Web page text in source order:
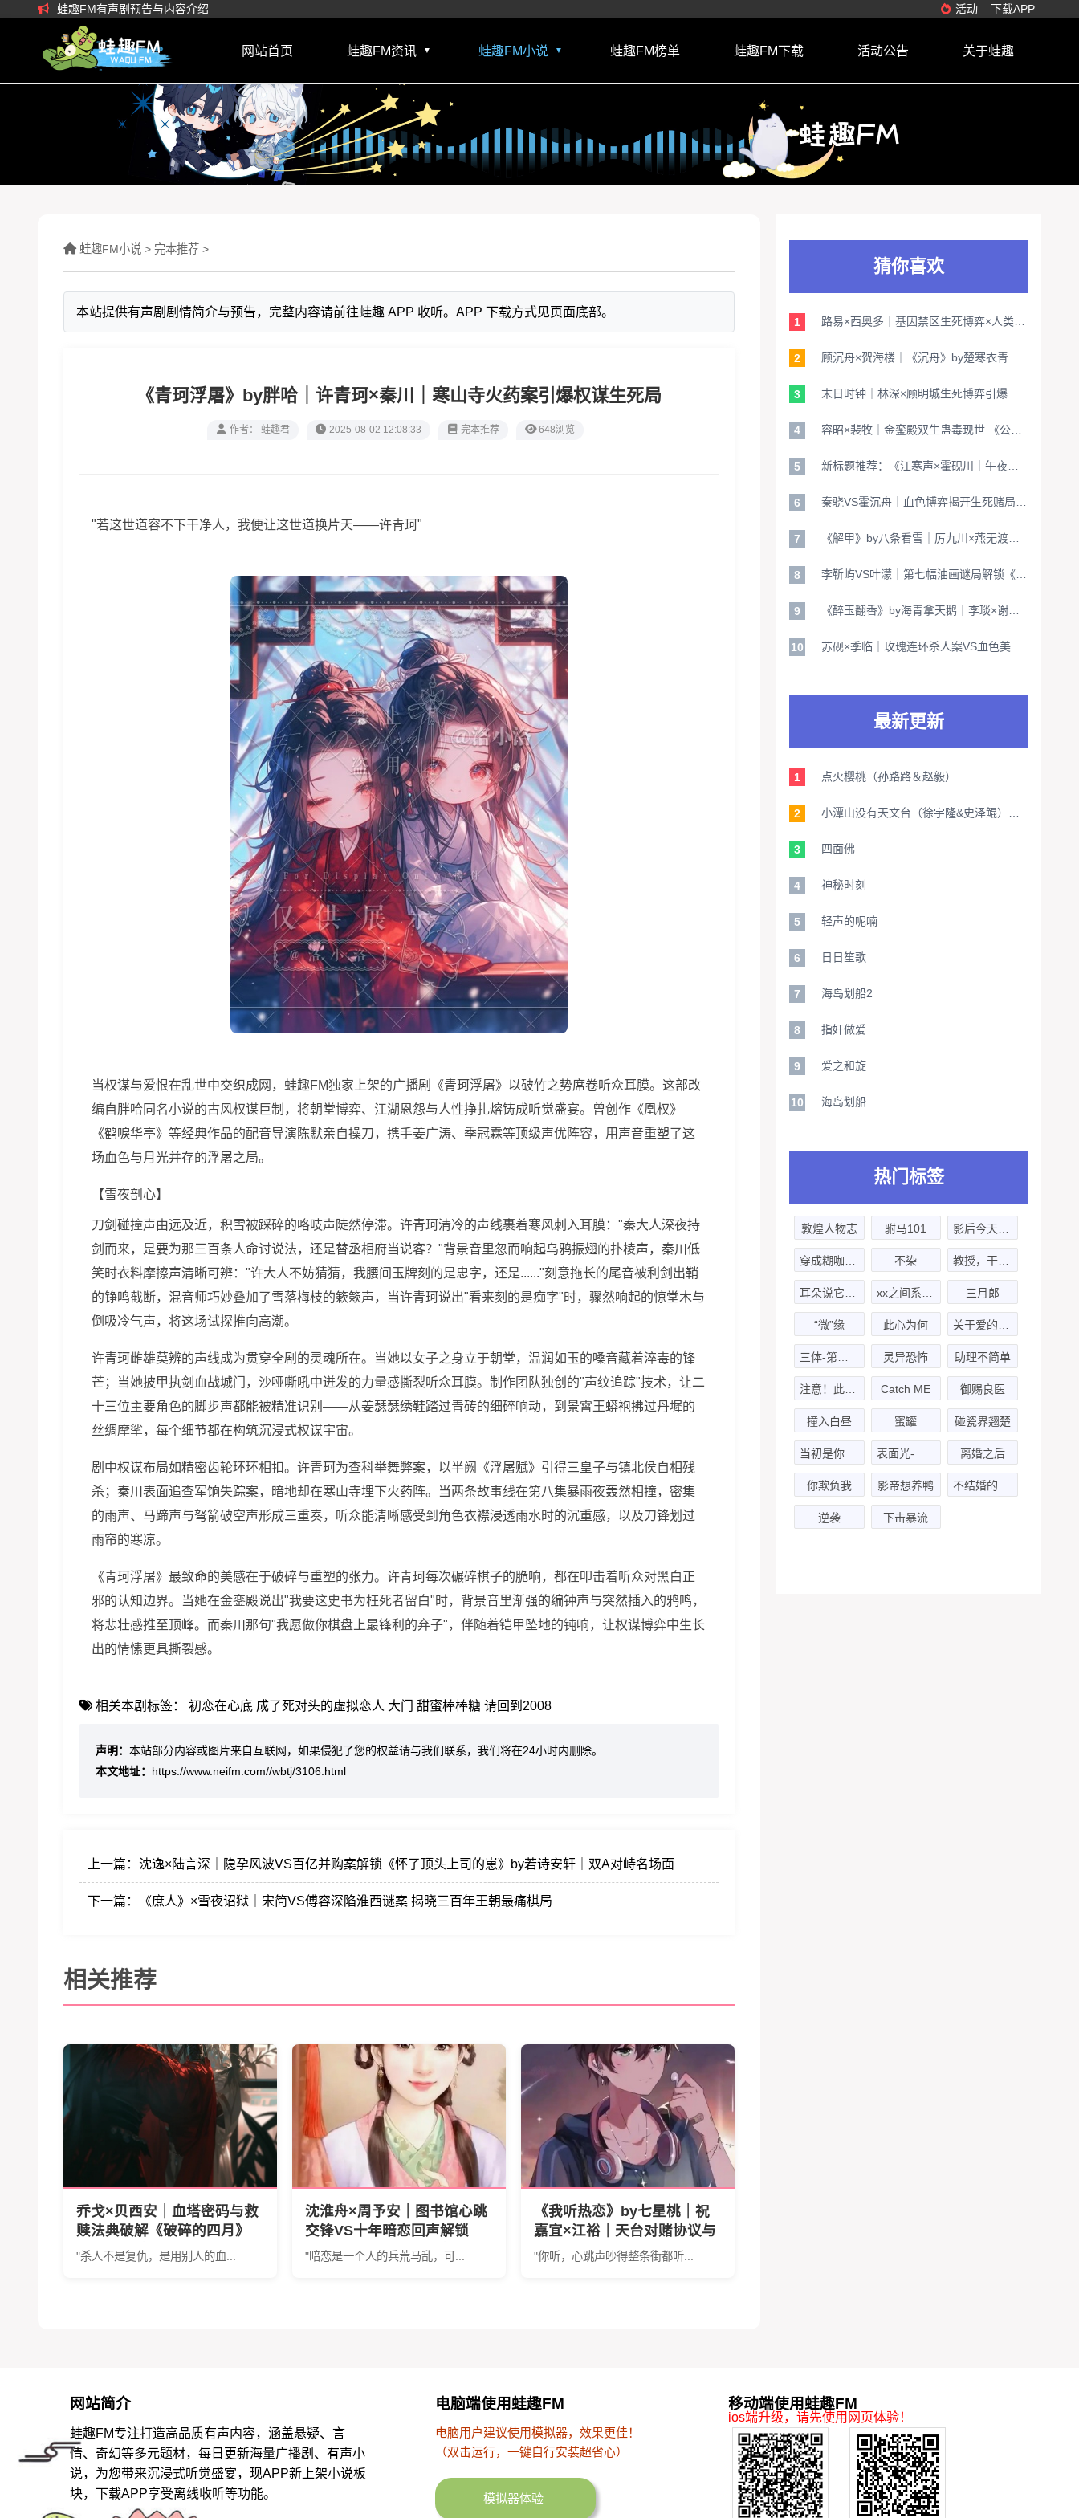
蛙趣FM有声剧预告与内容介绍 活动 下载APP
网站首页 蛙趣FM资讯 ▼ 蛙趣FM小说 ▼ 蛙趣FM榜单 蛙趣FM下载 活动公告 关于蛙趣
蛙趣FM小说 > 完本推荐 >
本站提供有声剧剧情简介与预告，完整内容请前往蛙趣 APP 收听。APP 下载方式见页面底部。
《青珂浮屠》by胖哈｜许青珂×秦川｜寒山寺火药案引爆权谋生死局
作者： 蛙趣君 2025-08-02 12:08:33 完本推荐 648浏览
"若这世道容不下干净人，我便让这世道换片天——许青珂"
当权谋与爱恨在乱世中交织成网，蛙趣FM独家上架的广播剧《青珂浮屠》以破竹之势席卷听众耳膜。这部改
编自胖哈同名小说的古风权谋巨制，将朝堂博弈、江湖恩怨与人性挣扎熔铸成听觉盛宴。曾创作《凰权》
《鹤唳华亭》等经典作品的配音导演陈默亲自操刀，携手姜广涛、季冠霖等顶级声优阵容，用声音重塑了这
场血色与月光并存的浮屠之局。
【雪夜剖心】
刀剑碰撞声由远及近，积雪被踩碎的咯吱声陡然停滞。许青珂清冷的声线裹着寒风刺入耳膜："秦大人深夜持
剑而来，是要为那三百条人命讨说法，还是替丞相府当说客？"背景音里忽而响起乌鸦振翅的扑棱声，秦川低
笑时衣料摩擦声清晰可辨："许大人不妨猜猜，我腰间玉牌刻的是忠字，还是......"刻意拖长的尾音被利剑出鞘
的铮鸣截断，混音师巧妙叠加了雪落梅枝的簌簌声，当许青珂说出"看来刻的是痴字"时，骤然响起的惊堂木与
倒吸冷气声，将这场试探推向高潮。
许青珂雌雄莫辨的声线成为贯穿全剧的灵魂所在。当她以女子之身立于朝堂，温润如玉的嗓音藏着淬毒的锋
芒；当她披甲执剑血战城门，沙哑嘶吼中迸发的力量感撕裂听众耳膜。制作团队独创的"声纹追踪"技术，让二
十三位主要角色的脚步声都能被精准识别——从姜瑟瑟绣鞋踏过青砖的细碎响动，到景霄王蟒袍拂过丹墀的
丝绸摩挲，每个细节都在构筑沉浸式权谋宇宙。
剧中权谋布局如精密齿轮环环相扣。许青珂为查科举舞弊案，以半阙《浮屠赋》引得三皇子与镇北侯自相残
杀；秦川表面追查军饷失踪案，暗地却在寒山寺埋下火药阵。当两条故事线在第八集暴雨夜轰然相撞，密集
的雨声、马蹄声与弩箭破空声形成三重奏，听众能清晰感受到角色衣襟浸透雨水时的沉重感，以及刀锋划过
雨帘的寒凉。
《青珂浮屠》最致命的美感在于破碎与重塑的张力。许青珂每次碾碎棋子的脆响，都在叩击着听众对黑白正
邪的认知边界。当她在金銮殿说出"我要这史书为枉死者留白"时，背景音里渐强的编钟声与突然插入的鸦鸣，
将悲壮感推至顶峰。而秦川那句"我愿做你棋盘上最锋利的弃子"，伴随着铠甲坠地的钝响，让权谋博弈中生长
出的情愫更具撕裂感。
相关本剧标签： 初恋在心底 成了死对头的虚拟恋人 大门 甜蜜棒棒糖 请回到2008
声明： 本站部分内容或图片来自互联网，如果侵犯了您的权益请与我们联系，我们将在24小时内删除。
本文地址： https://www.neifm.com//wbtj/3106.html
上一篇： 沈逸×陆言深｜隐孕风波VS百亿并购案解锁《怀了顶头上司的崽》by若诗安轩｜双A对峙名场面
下一篇： 《庶人》×雪夜诏狱｜宋简VS傅容深陷淮西谜案 揭晓三百年王朝最痛棋局
相关推荐
乔戈×贝西安｜血塔密码与救
赎法典破解《破碎的四月》
by卡达莱｜的人性困局
"杀人不是复仇，是用别人的血...
沈淮舟×周予安｜图书馆心跳
交锋VS十年暗恋回声解锁
《暗恋回声》by碗泱｜双声
"暗恋是一个人的兵荒马乱，可...
《我听热恋》by七星桃｜祝
嘉宜×江裕｜天台对赌协议与
十年之约 揭秘暗恋成真背后
"你听，心跳声吵得整条街都听...
猜你喜欢
1
2
3
4
5
6
7
8
9
10
最新更新
1 点火樱桃（孙路路＆赵毅）
2
3 四面佛
4 神秘时刻
5 轻声的呢喃
6 日日笙歌
7 海岛划船2
8 指奸做爱
9 爱之和旋
10 海岛划船
热门标签
敦煌人物志 驸马101
不染
三月郎
“微”缘 此心为何
灵异恐怖 助理不简单
Catch ME 御赐良医
撞入白昼 蜜罐 碰瓷界翘楚
离婚之后
你欺负我 影帝想养鸭
逆袭 下击暴流
网站简介
蛙趣FM专注打造高品质有声内容，涵盖悬疑、言
情、奇幻等多元题材，每日更新海量广播剧、有声小
说，为您带来沉浸式听觉盛宴，现APP新上架小说板
块，下载APP享受离线收听等功能。
电脑端使用蛙趣FM
电脑用户建议使用模拟器，效果更佳！
（双击运行，一键自行安装超省心）
模拟器体验
移动端使用蛙趣FM
ios端升级，请先使用网页体验！